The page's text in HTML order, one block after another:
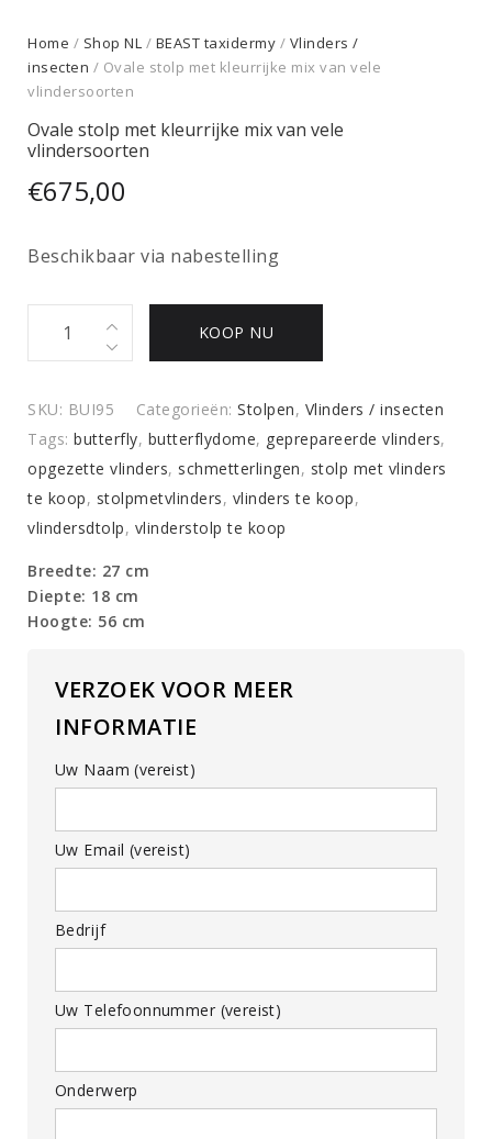
Home / Shop NL / BEAST taxidermy / Vlinders /
insecten / Ovale stolp met kleurrijke mix van vele
vlindersoorten
Ovale stolp met kleurrijke mix van vele
vlindersoorten
€675,00
Beschikbaar via nabestelling
stolp
kleurrijke
mix
van
vele
vlindersoorten
KOOP NU
SKU: BUI95 Categorieën: Stolpen, Vlinders / insecten
Tags: butterfly, butterflydome, geprepareerde vlinders,
opgezette vlinders, schmetterlingen, stolp met vlinders
te koop, stolpmetvlinders, vlinders te koop,
vlindersdtolp, vlinderstolp te koop
Breedte: 27 cm
Diepte: 18 cm
Hoogte: 56 cm
VERZOEK VOOR MEER
INFORMATIE
Uw Naam (vereist)
Uw Email (vereist)
Bedrijf
Uw Telefoonnummer (vereist)
Onderwerp